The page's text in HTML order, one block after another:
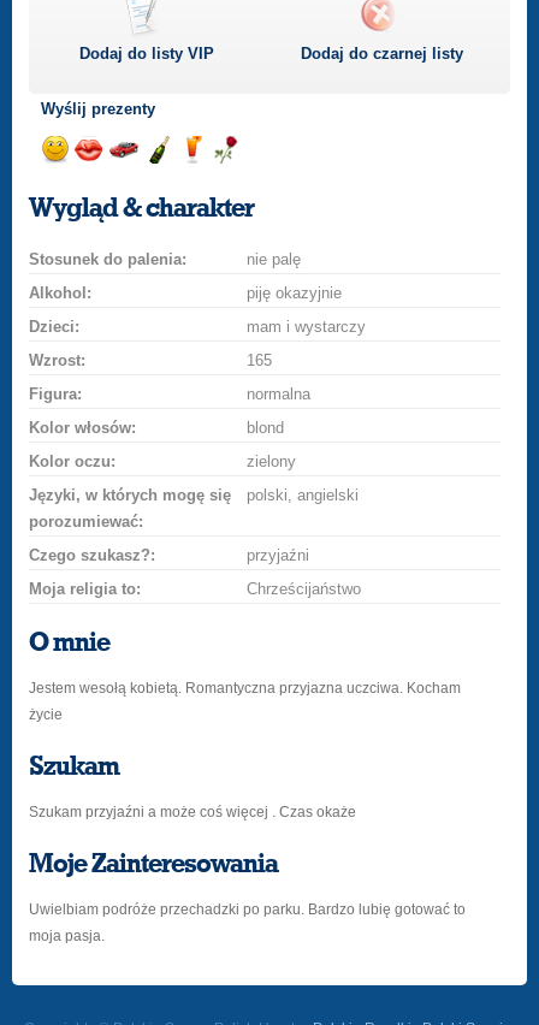
Dodaj do listyVIP Dodaj do czarnej listy
Wyślij prezenty
uśmiech
buziakasamochodem
szampana
drinka
różę
Wygląd & charakter
Stosunek do palenia:
nie palę
Alkohol:
piję okazyjnie
Dzieci:
mam i wystarczy
Wzrost:
165
Figura:
normalna
Kolor włosów:
blond
Kolor oczu:
zielony
Języki, w których mogę się
porozumiewać:
polski, angielski
Czego szukasz?:
przyjaźni
Moja religia to:
Chrześcijaństwo
O mnie
Jestem wesołą kobietą. Romantyczna przyjazna uczciwa. Kocham
życie
Szukam
Szukam przyjaźni a może coś więcej . Czas okaże
Moje Zainteresowania
Uwielbiam podróże przechadzki po parku. Bardzo lubię gotować to
moja pasja.